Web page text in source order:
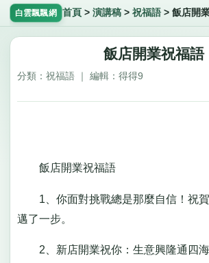
白雲飄飄網 首頁 > 演講稿> 祝福語> 飯店開
飯店開業祝福語
分類：祝福語 ｜ 編輯：得得9
飯店開業祝福語
1、你面對挑戰總是那麼自信！祝賀
邁了一步。
2、新店開業祝你：生意興隆通四海